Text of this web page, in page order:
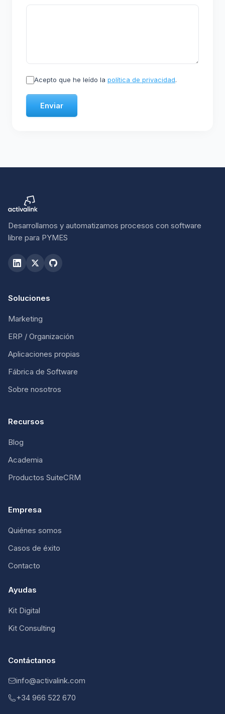
Acepto que he leído la política de privacidad.
Enviar
Desarrollamos y automatizamos procesos con software
libre para PYMES
Soluciones
Marketing
ERP / Organización
Aplicaciones propias
Fábrica de Software
Sobre nosotros
Recursos
Blog
Academia
Productos SuiteCRM
Empresa
Quiénes somos
Casos de éxito
Contacto
Ayudas
Kit Digital
Kit Consulting
Contáctanos
info@activalink.com
+34 966 522 670